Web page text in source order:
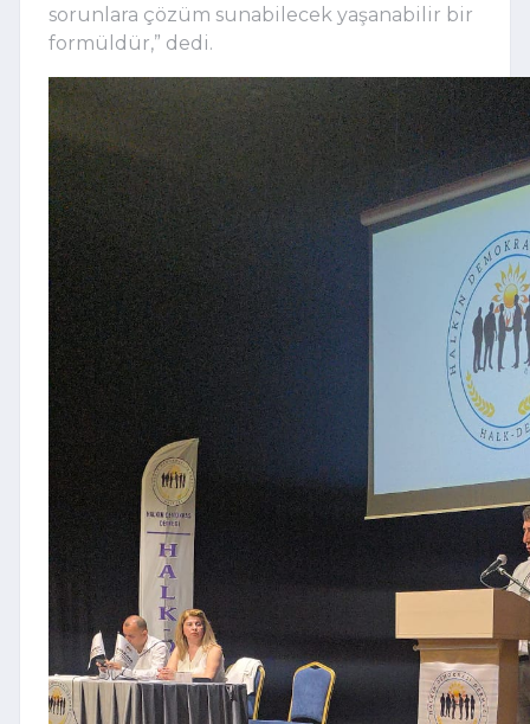
sorunlara çözüm sunabilecek yaşanabilir bir
formüldür,” dedi.